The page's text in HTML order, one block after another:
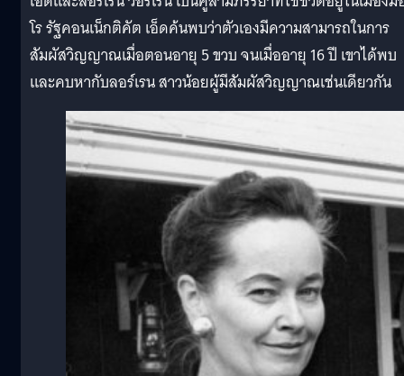
โร รัฐคอนเน็กติคัต เอ็ดค้นพบว่าตัวเองมีความสามารถในการ
สัมผัสวิญญาณเมื่อตอนอายุ 5 ขวบ จนเมื่ออายุ 16 ปี เขาได้พบ
และคบหากับลอร์เรน สาวน้อยผู้มีสัมผัสวิญญาณเช่นเดียวกัน